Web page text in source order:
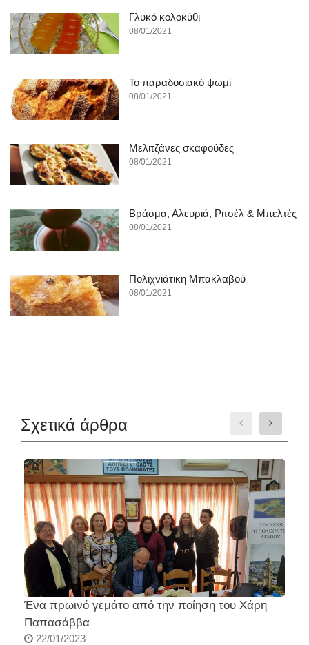
Γλυκό κολοκύθι
08/01/2021
To παραδοσιακό ψωμί
08/01/2021
Μελιτζάνες σκαφούδες
08/01/2021
Βράσμα, Αλευριά, Ριτσέλ & Μπελτές
08/01/2021
Πολιχνιάτικη Μπακλαβού
08/01/2021
Σχετικά άρθρα
Ένα πρωινό γεμάτο από την ποίηση του Χάρη
Παπασάββα
22/01/2023